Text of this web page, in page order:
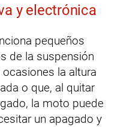
y electrónica
pequeños
de la suspensión
la altura
o que, al quitar
la moto puede
un apagado y